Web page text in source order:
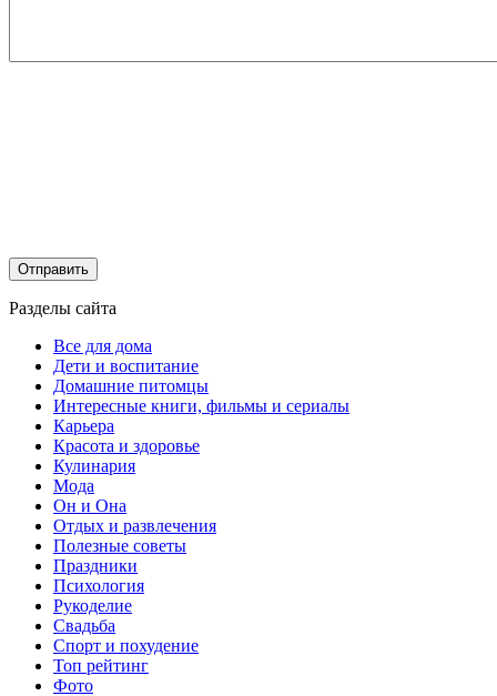
Разделы сайта
Все для дома
Дети и воспитание
Домашние питомцы
Интересные книги, фильмы и сериалы
Карьера
Красота и здоровье
Кулинария
Мода
Он и Она
Отдых и развлечения
Полезные советы
Праздники
Психология
Рукоделие
Свадьба
Спорт и похудение
Топ рейтинг
Фото